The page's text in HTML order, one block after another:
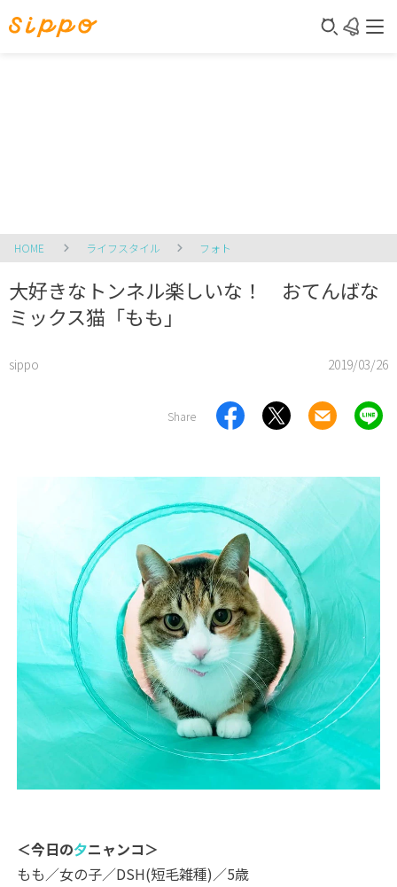
HOME ライフスタイル フォト
大好きなトンネル楽しいな！ おてんばな
ミックス猫「もも」
sippo 2019/03/26
Share
＜今日の夕ニャンコ＞
もも／女の子／DSH(短毛雑種)／5歳